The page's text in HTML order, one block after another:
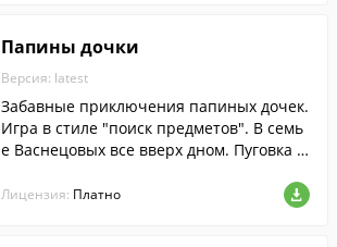
Папины дочки
Версия: latest
Забавные приключения папиных дочек.
Игра в стиле "поиск предметов". В семь
е Васнецовых все вверх дном. Пуговка о
азбудить уставшего папу. Галина Сергее
вна хочет позаниматься с Полежайкины
Лицензия: Платно